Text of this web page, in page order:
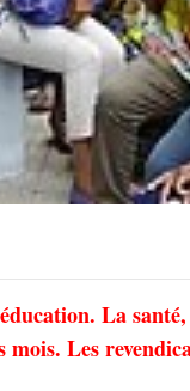
La
Les